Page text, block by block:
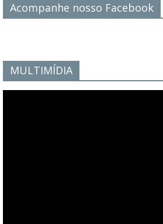
Acompanhe nosso Facebook
MULTIMÍDIA